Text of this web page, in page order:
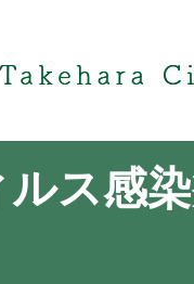
ス感